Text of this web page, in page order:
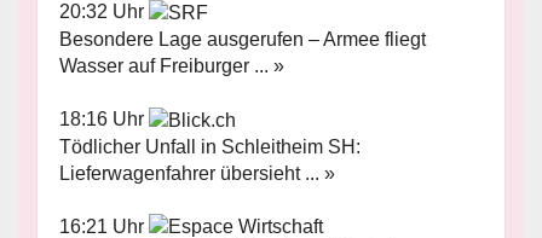
20:32 Uhr
Besondere Lage ausgerufen – Armee fliegt
Wasser auf Freiburger ... »
18:16 Uhr
Tödlicher Unfall in Schleitheim SH:
Lieferwagenfahrer übersieht ... »
16:21 Uhr